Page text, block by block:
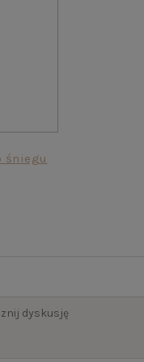
śniegu